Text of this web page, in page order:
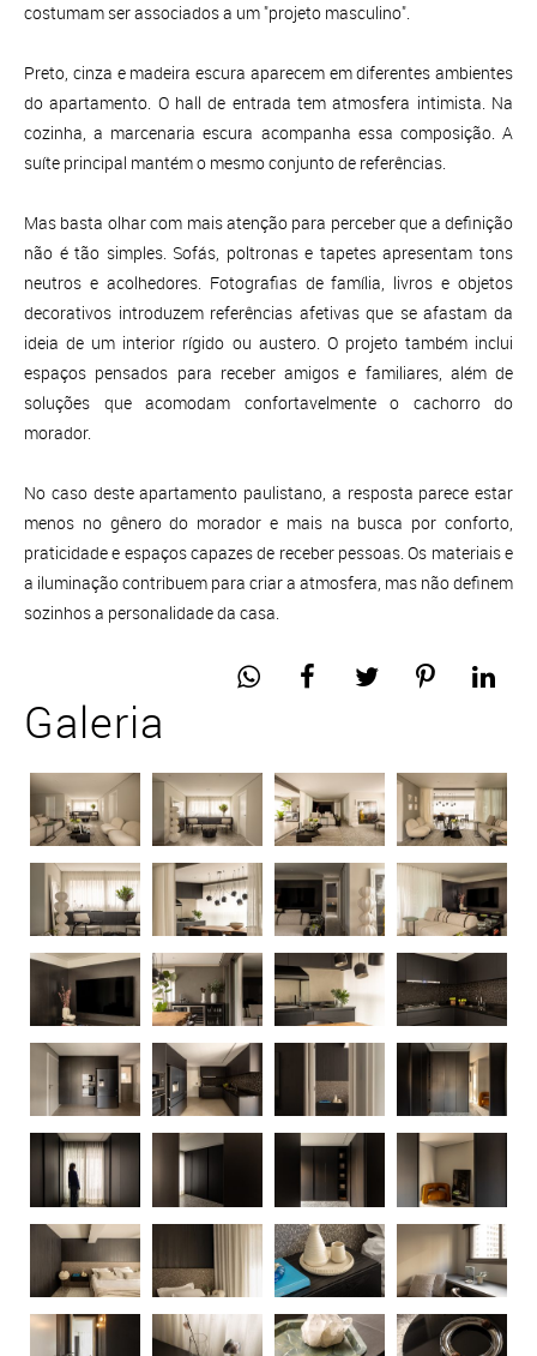
costumam ser associados a um "projeto masculino".
Preto, cinza e madeira escura aparecem em diferentes ambientes
do apartamento. O hall de entrada tem atmosfera intimista. Na
cozinha, a marcenaria escura acompanha essa composição. A
suíte principal mantém o mesmo conjunto de referências.
Mas basta olhar com mais atenção para perceber que a definição
não é tão simples. Sofás, poltronas e tapetes apresentam tons
neutros e acolhedores. Fotografias de família, livros e objetos
decorativos introduzem referências afetivas que se afastam da
ideia de um interior rígido ou austero. O projeto também inclui
espaços pensados para receber amigos e familiares, além de
soluções que acomodam confortavelmente o cachorro do
morador.
No caso deste apartamento paulistano, a resposta parece estar
menos no gênero do morador e mais na busca por conforto,
praticidade e espaços capazes de receber pessoas. Os materiais e
a iluminação contribuem para criar a atmosfera, mas não definem
sozinhos a personalidade da casa.
Galeria